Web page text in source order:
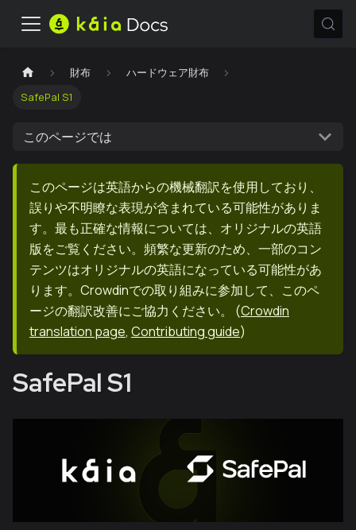
財布
ハードウェア財布
SafePal S1
このページでは
このページは英語からの機械翻訳を使用しており、
誤りや不明瞭な表現が含まれている可能性がありま
す。最も正確な情報については、オリジナルの英語
版をご覧ください。頻繁な更新のため、一部のコン
テンツはオリジナルの英語になっている可能性があ
ります。Crowdinでの取り組みに参加して、このペ
ージの翻訳改善にご協力ください。
(Crowdin
translation page, Contributing guide)
SafePal S1